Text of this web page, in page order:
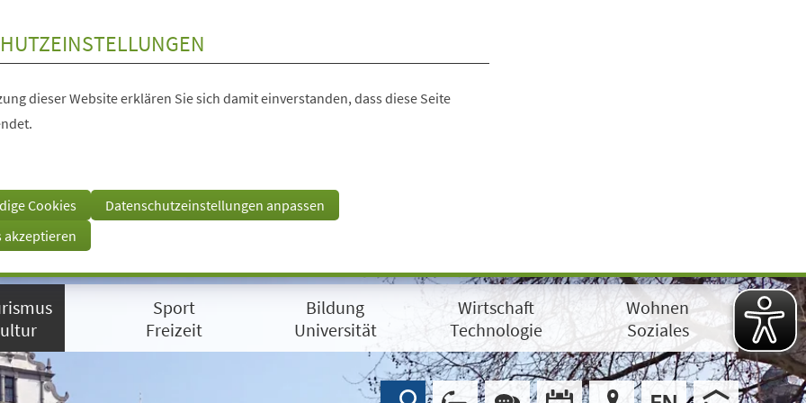
dieser Website erklären Sie sich damit einverstanden, dass diese Seite
Cookies
Datenschutzeinstellungen anpassen
akzeptieren
Sport
Freizeit
Bildung
Universität
Wirtschaft
Technologie
Wohnen
Soziales